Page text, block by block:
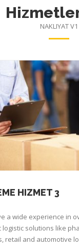
NAKLIYAT V1
HIZMET 4
a wide experience in
logistic solutions like
retail and automotive